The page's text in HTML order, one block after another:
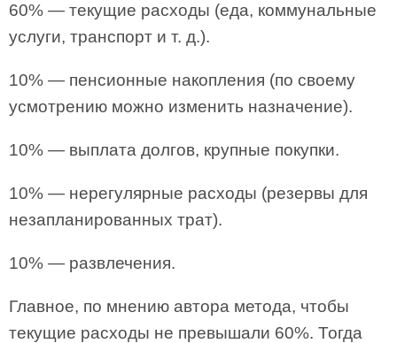
60% — текущие расходы (еда, коммунальные
услуги, транспорт и т. д.).
10% — пенсионные накопления (по своему
усмотрению можно изменить назначение).
10% — выплата долгов, крупные покупки.
10% — нерегулярные расходы (резервы для
незапланированных трат).
10% — развлечения.
Главное, по мнению автора метода, чтобы
текущие расходы не превышали 60%. Тогда